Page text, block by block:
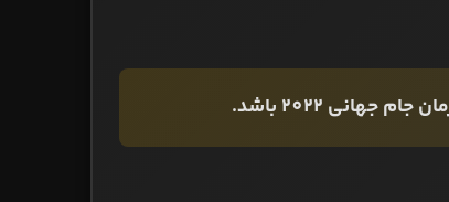
2022 باشد.